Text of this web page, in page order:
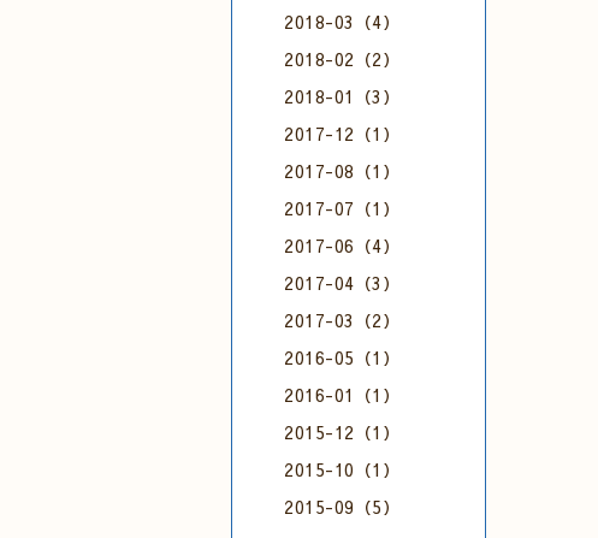
2018-03（4）
2018-02（2）
2018-01（3）
2017-12（1）
2017-08（1）
2017-07（1）
2017-06（4）
2017-04（3）
2017-03（2）
2016-05（1）
2016-01（1）
2015-12（1）
2015-10（1）
2015-09（5）